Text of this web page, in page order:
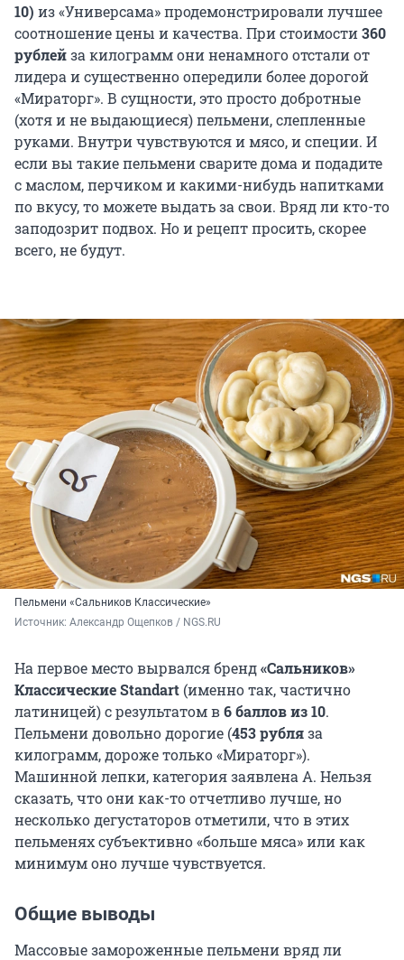
10) из «Универсама» продемонстрировали лучшее
соотношение цены и качества. При стоимости360
рублейза килограмм они ненамного отстали от
лидера и существенно опередили более дорогой
«Мираторг». В сущности, это просто добротные
(хотя и не выдающиеся) пельмени, слепленные
руками. Внутри чувствуются и мясо, и специи. И
если вы такие пельмени сварите дома и подадите
с маслом, перчиком и какими-нибудь напитками
по вкусу, то можете выдать за свои. Вряд ли кто-то
заподозрит подвох. Но и рецепт просить, скорее
всего, не будут.
Пельмени «Сальников Классические»
Источник: Александр Ощепков / NGS.RU
На первое место вырвался бренд«Сальников»
Классические Standart (именно так, частично
латиницей) с результатом в6 баллов из 10.
Пельмени довольно дорогие (453 рубляза
килограмм, дороже только «Мираторг»).
Машинной лепки, категория заявлена А. Нельзя
сказать, что они как-то отчетливо лучше, но
несколько дегустаторов отметили, что в этих
пельменях субъективно «больше мяса» или как
минимум оно лучше чувствуется.
Общие выводы
Массовые замороженные пельмени вряд ли